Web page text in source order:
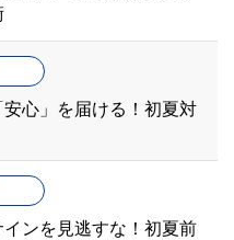
安心」を届ける！初夏対
ンを見逃すな！初夏前